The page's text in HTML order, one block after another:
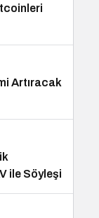
Artıracak
ile Söyleşi